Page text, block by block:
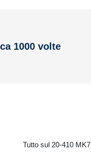
1000 volte
Tutto sul 20-410